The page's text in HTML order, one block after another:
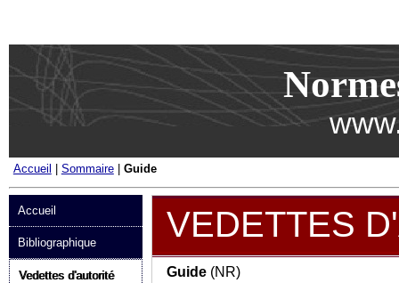
Accueil | Sommaire| Guide
Accueil
Bibliographique
Vedettes d'autorité
VEDETTES
Guide (NR)